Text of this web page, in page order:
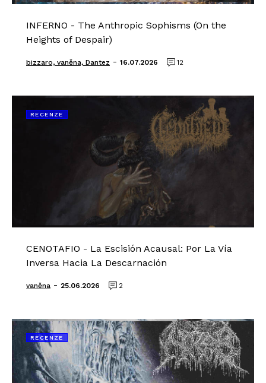
INFERNO - The Anthropic Sophisms (On the
Heights of Despair)
bizzaro, vaněna, Dantez - 16.07.2026 12
RECENZE
CENOTAFIO - La Escisión Acausal: Por La Vía
Inversa Hacia La Descarnación
vaněna - 25.06.2026 2
RECENZE